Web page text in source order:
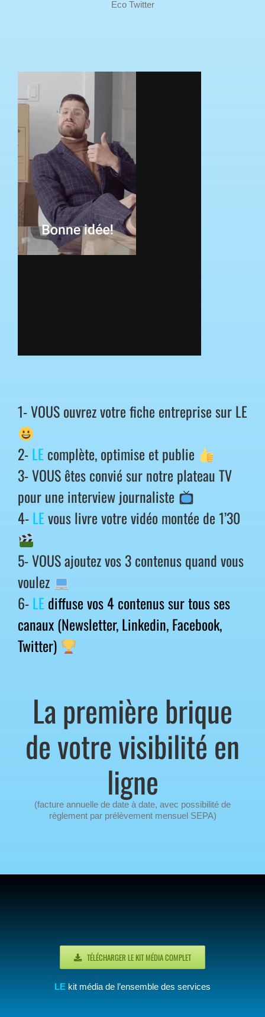
Eco Twitter
1-VOUS ouvrez votre fiche entreprise sur LE
2-LE complète, optimise et publie
3- VOUS êtes convié sur notre plateau TV
pour une interview journaliste
4-LEvous livre votre vidéo montée de 1’30
5- VOUS ajoutez vos 3 contenus quand vous
voulez
6-LE diffuse vos 4 contenus sur tous ses
canaux (Newsletter, Linkedin, Facebook,
Twitter)
La première brique
de votre visibilité en
ligne
(facture annuelle de date à date, avec possibilité de
règlement par prélèvement mensuel SEPA)
TÉLÉCHARGER LE KIT MÉDIA COMPLET
LE kit média de l’ensemble des services